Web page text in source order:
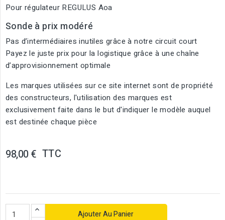
Pour régulateur REGULUS Aoa
Sonde à prix modéré
Pas d’intermédiaires inutiles grâce à notre circuit court
Payez le juste prix pour la logistique grâce à une chaîne
d’approvisionnement optimale
Les marques utilisées sur ce site internet sont de propriété
des constructeurs, l'utilisation des marques est
exclusivement faite dans le but d'indiquer le modèle auquel
est destinée chaque pièce
98,00 € TTC
Ajouter Au Panier